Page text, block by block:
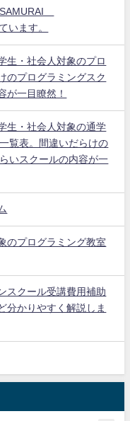
SAMURAI
います。
生・社会人対象のプロ
のプログラミングスク
が一目瞭然！
生・社会人対象の通学
覧表。間違いだらけの
いスクールの内容が一
のプログラミング教室
スクール受講費用補助
分かりやすく解説しま